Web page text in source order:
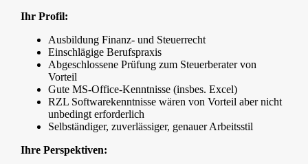
Ihr Profil:
Ausbildung Finanz- und Steuerrecht
Einschlägige Berufspraxis
Abgeschlossene Prüfung zum Steuerberater von
Vorteil
Gute MS-Office-Kenntnisse (insbes. Excel)
RZL Softwarekenntnisse wären von Vorteil aber nicht
unbedingt erforderlich
Selbständiger, zuverlässiger, genauer Arbeitsstil
Ihre Perspektiven: